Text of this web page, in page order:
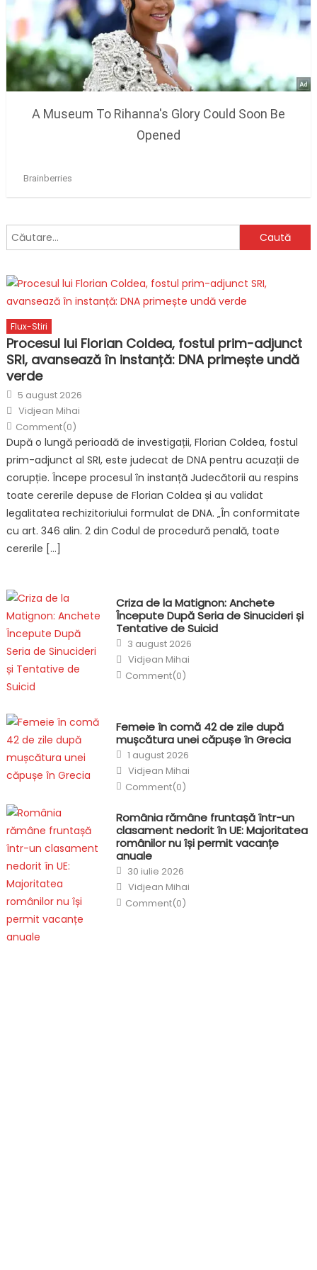
Caută
după:
Flux-Stiri
Procesul lui Florian Coldea, fostul prim-adjunct
SRI, avansează în instanță: DNA primește undă
verde
Posted
on
5 august 2026
Author
Vidjean Mihai
Comment(0)
După o lungă perioadă de investigații, Florian Coldea, fostul
prim-adjunct al SRI, este judecat de DNA pentru acuzații de
corupție. Începe procesul în instanță Judecătorii au respins
toate cererile depuse de Florian Coldea și au validat
legalitatea rechizitoriului formulat de DNA. „În conformitate
cu art. 346 alin. 2 din Codul de procedură penală, toate
cererile […]
Criza de la Matignon: Anchete
Începute După Seria de Sinucideri și
Tentative de Suicid
Posted
on
3 august 2026
Author
Vidjean Mihai
Comment(0)
Femeie în comă 42 de zile după
mușcătura unei căpușe în Grecia
Posted
on
1 august 2026
Author
Vidjean Mihai
Comment(0)
România rămâne fruntașă într-un
clasament nedorit în UE: Majoritatea
românilor nu își permit vacanțe
anuale
Posted
on
30 iulie 2026
Author
Vidjean Mihai
Comment(0)